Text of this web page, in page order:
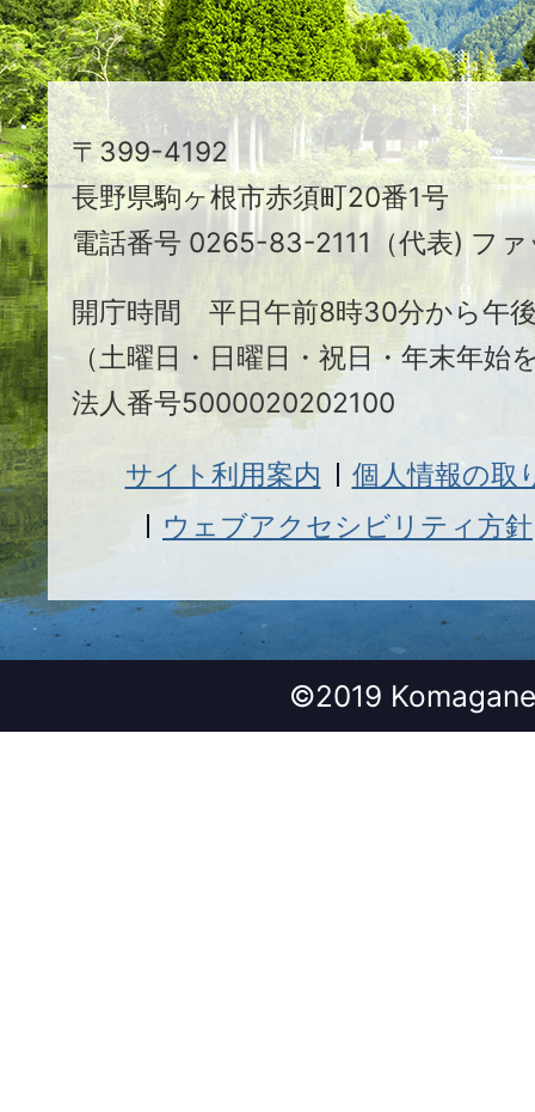
ま
ち
駒
ヶ
根
市
〒399-4192
長野県駒ヶ根市赤須町20番1号
電話番号 0265-83-2111（代表) フ
開庁時間 平日午前8時30分から午
（土曜日・日曜日・祝日・年末年始
法人番号5000020202100
サイト利用案内
個人情報の取
ウェブアクセシビリティ方針
©2019